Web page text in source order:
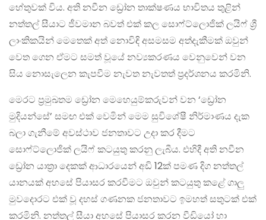
හේතුවක් විය. අති නවීන ඩ්‍රෝන තාක්ෂණය භාවිතය තුළින්
නත්තල් සීයාට ජීවමාන බවත් එක් කල සොෆ්ට්ලොජික් ලයිෆ් ශ්‍රී
ලාංකිකයින් මෙතෙක් අත් නොවිඳි අසමසම අත්දැකීමක් ඔවුන්
වෙත ගෙන ඒමට සමත් වූයේ නව්‍යකරණය වෙනුවෙන් වන
සිය නොසැලෙන කැපවීම නැවත නැවතත් ප්‍රදර්ශනය කරමිනි.
මෙරට ප්‍රමුඛතම ඩ්‍රෝන මෙහෙයුම්කරුවන් වන ‘ඩ්‍රෝන
මුදියන්සේ’ සමඟ එක් වෙමින් මෙම සුවිශේෂී නිර්මාණය දැක
බලා ගැනීමේ අවස්ථාව ජනතාවට උදා කර දීමට
සොෆ්ට්ලොජික් ලයිෆ් කටයුතු කරනු ලැබීය. එහිදී අති නවීන
ඩ්‍රෝන යාත්‍රා දෙකක් ආධාරයෙන් අඩි 12ක් පමණ දිග නත්තල්
යානයක් අහසේ පියාසර කරවීමට ඔවුන් කටයුතු කළේ ගාලු
මුවදොරට එක් වූ දහස් ගණනක ජනතාවට ඉමහත් සතුටක් එක්
කරමිනි. නත්තල් සීයා අහසේ පියාසර කරන වීඩියෝ හා